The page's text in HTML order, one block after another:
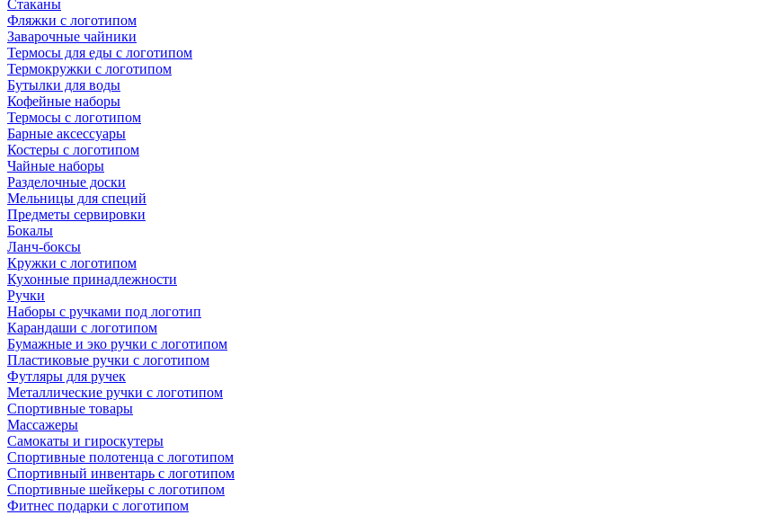
Стаканы
Фляжки с логотипом
Заварочные чайники
Термосы для еды с логотипом
Термокружки с логотипом
Бутылки для воды
Кофейные наборы
Термосы с логотипом
Барные аксессуары
Костеры с логотипом
Чайные наборы
Разделочные доски
Мельницы для специй
Предметы сервировки
Бокалы
Ланч-боксы
Кружки с логотипом
Кухонные принадлежности
Ручки
Наборы с ручками под логотип
Карандаши с логотипом
Бумажные и эко ручки с логотипом
Пластиковые ручки с логотипом
Футляры для ручек
Металлические ручки с логотипом
Спортивные товары
Массажеры
Самокаты и гироскутеры
Спортивные полотенца с логотипом
Спортивный инвентарь с логотипом
Спортивные шейкеры с логотипом
Фитнес подарки с логотипом